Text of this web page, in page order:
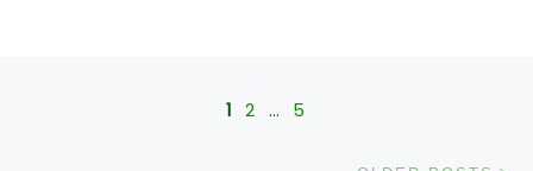
Posts navigation
1 2 … 5